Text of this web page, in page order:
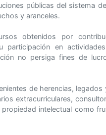
públicas del sistema
y aranceles.
obtenidos por
participación en
no persiga fines de
de herencias,
extracurriculares,
intelectual como